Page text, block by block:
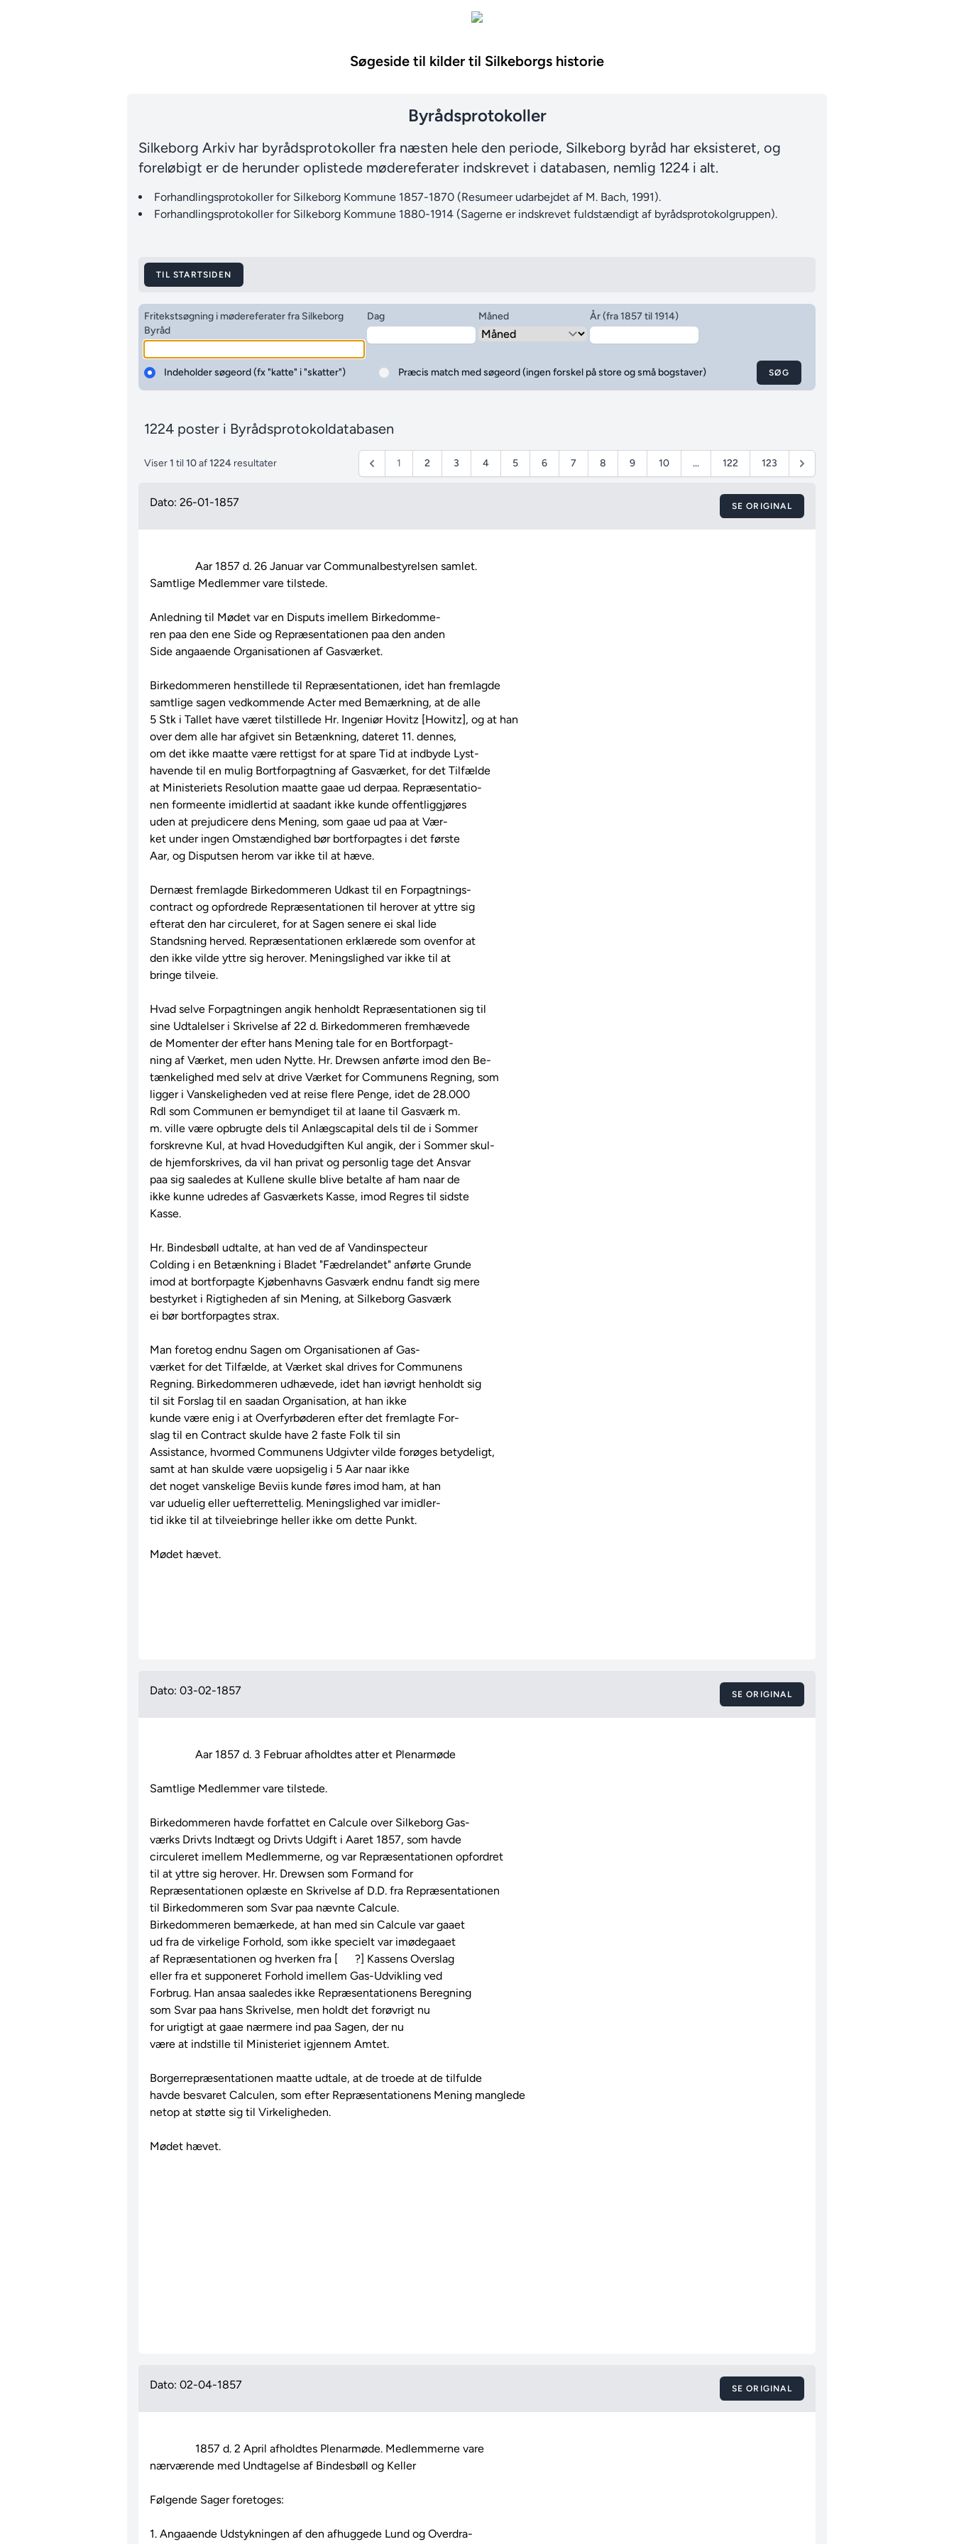
Søgeside til kilder til Silkeborgs historie
Byrådsprotokoller
Silkeborg Arkiv har byrådsprotokoller fra næsten hele den periode, Silkeborg byråd har eksisteret, og
foreløbigt er de herunder oplistede mødereferater indskrevet i databasen, nemlig 1224 i alt.
Forhandlingsprotokoller for Silkeborg Kommune 1857-1870 (Resumeer udarbejdet af M. Bach, 1991).
Forhandlingsprotokoller for Silkeborg Kommune 1880-1914 (Sagerne er indskrevet fuldstændigt af byrådsprotokolgruppen).
TIL STARTSIDEN
Fritekstsøgning i mødereferater fra Silkeborg
Byråd
Dag Måned År (fra 1857 til 1914)
Indeholder søgeord (fx "katte" i "skatter") Præcis match med søgeord (ingen forskel på store og små bogstaver) SØG
1224 poster i Byrådsprotokoldatabasen
Viser1 til10af1224 resultater 1 2 3 4 5 6 7 8 9 10 ... 122 123
Dato: 26-01-1857 SE ORIGINAL
                Aar 1857 d. 26 Januar var Communalbestyrelsen samlet.
Samtlige Medlemmer vare tilstede.
Anledning til Mødet var en Disputs imellem Birkedomme-
ren paa den ene Side og Repræsentationen paa den anden
Side angaaende Organisationen af Gasværket.
Birkedommeren henstillede til Repræsentationen, idet han fremlagde
samtlige sagen vedkommende Acter med Bemærkning, at de alle
5 Stk i Tallet have været tilstillede Hr. Ingeniør Hovitz [Howitz], og at han
over dem alle har afgivet sin Betænkning, dateret 11. dennes,
om det ikke maatte være rettigst for at spare Tid at indbyde Lyst-
havende til en mulig Bortforpagtning af Gasværket, for det Tilfælde
at Ministeriets Resolution maatte gaae ud derpaa. Repræsentatio-
nen formeente imidlertid at saadant ikke kunde offentliggjøres
uden at prejudicere dens Mening, som gaae ud paa at Vær-
ket under ingen Omstændighed bør bortforpagtes i det første
Aar, og Disputsen herom var ikke til at hæve.
Dernæst fremlagde Birkedommeren Udkast til en Forpagtnings-
contract og opfordrede Repræsentationen til herover at yttre sig
efterat den har circuleret, for at Sagen senere ei skal lide
Standsning herved. Repræsentationen erklærede som ovenfor at
den ikke vilde yttre sig herover. Meningslighed var ikke til at
bringe tilveie.
Hvad selve Forpagtningen angik henholdt Repræsentationen sig til
sine Udtalelser i Skrivelse af 22 d. Birkedommeren fremhævede
de Momenter der efter hans Mening tale for en Bortforpagt-
ning af Værket, men uden Nytte. Hr. Drewsen anførte imod den Be-
tænkelighed med selv at drive Værket for Communens Regning, som
ligger i Vanskeligheden ved at reise flere Penge, idet de 28.000
Rdl som Communen er bemyndiget til at laane til Gasværk m.
m. ville være opbrugte dels til Anlægscapital dels til de i Sommer
forskrevne Kul, at hvad Hovedudgiften Kul angik, der i Sommer skul-
de hjemforskrives, da vil han privat og personlig tage det Ansvar
paa sig saaledes at Kullene skulle blive betalte af ham naar de
ikke kunne udredes af Gasværkets Kasse, imod Regres til sidste
Kasse.
Hr. Bindesbøll udtalte, at han ved de af Vandinspecteur
Colding i en Betænkning i Bladet "Fædrelandet" anførte Grunde
imod at bortforpagte Kjøbenhavns Gasværk endnu fandt sig mere
bestyrket i Rigtigheden af sin Mening, at Silkeborg Gasværk
ei bør bortforpagtes strax.
Man foretog endnu Sagen om Organisationen af Gas-
værket for det Tilfælde, at Værket skal drives for Communens
Regning. Birkedommeren udhævede, idet han iøvrigt henholdt sig
til sit Forslag til en saadan Organisation, at han ikke
kunde være enig i at Overfyrbøderen efter det fremlagte For-
slag til en Contract skulde have 2 faste Folk til sin
Assistance, hvormed Communens Udgivter vilde forøges betydeligt,
samt at han skulde være uopsigelig i 5 Aar naar ikke
det noget vanskelige Beviis kunde føres imod ham, at han
var uduelig eller uefterrettelig. Meningslighed var imidler-
tid ikke til at tilveiebringe heller ikke om dette Punkt.
Mødet hævet.
Dato: 03-02-1857 SE ORIGINAL
                Aar 1857 d. 3 Februar afholdtes atter et Plenarmøde
Samtlige Medlemmer vare tilstede.
Birkedommeren havde forfattet en Calcule over Silkeborg Gas-
værks Drivts Indtægt og Drivts Udgift i Aaret 1857, som havde
circuleret imellem Medlemmerne, og var Repræsentationen opfordret
til at yttre sig herover. Hr. Drewsen som Formand for
Repræsentationen oplæste en Skrivelse af D.D. fra Repræsentationen
til Birkedommeren som Svar paa nævnte Calcule.
Birkedommeren bemærkede, at han med sin Calcule var gaaet
ud fra de virkelige Forhold, som ikke specielt var imødegaaet
af Repræsentationen og hverken fra [      ?] Kassens Overslag
eller fra et supponeret Forhold imellem Gas-Udvikling ved
Forbrug. Han ansaa saaledes ikke Repræsentationens Beregning
som Svar paa hans Skrivelse, men holdt det forøvrigt nu
for urigtigt at gaae nærmere ind paa Sagen, der nu
være at indstille til Ministeriet igjennem Amtet.
Borgerrepræsentationen maatte udtale, at de troede at de tilfulde
havde besvaret Calculen, som efter Repræsentationens Mening manglede
netop at støtte sig til Virkeligheden.
Mødet hævet.
Dato: 02-04-1857 SE ORIGINAL
nærværende med Undtagelse af Bindesbøll og Keller
Følgende Sager foretoges:
1. Angaaende Udstykningen af den afhuggede Lund og Overdra-